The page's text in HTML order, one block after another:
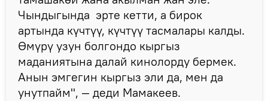
Чындыгында эрте кетти, а бирок
артында күчтүү, күчтүү тасмалары калды.
Өмүрү узун болгондо кыргыз
маданиятына далай кинолорду бермек.
Анын эмгегин кыргыз эли да, мен да
унутпайм", — деди Мамакеев.